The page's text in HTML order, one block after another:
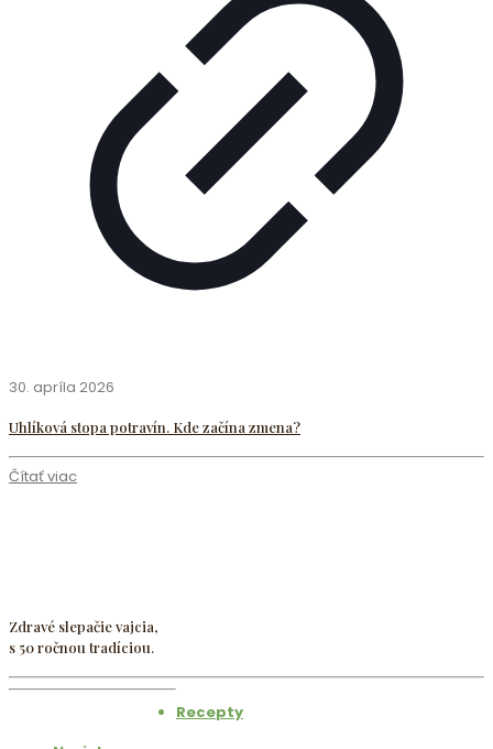
30. apríla 2026
Uhlíková stopa potravín. Kde začína zmena?
Čítať viac
Zdravé slepačie vajcia,
s 50 ročnou tradíciou.
Recepty